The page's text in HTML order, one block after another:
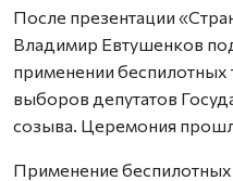
После презентации
Владимир Евтушенков
применении беспилотных
выборов депутатов
созыва. Церемония
Применение